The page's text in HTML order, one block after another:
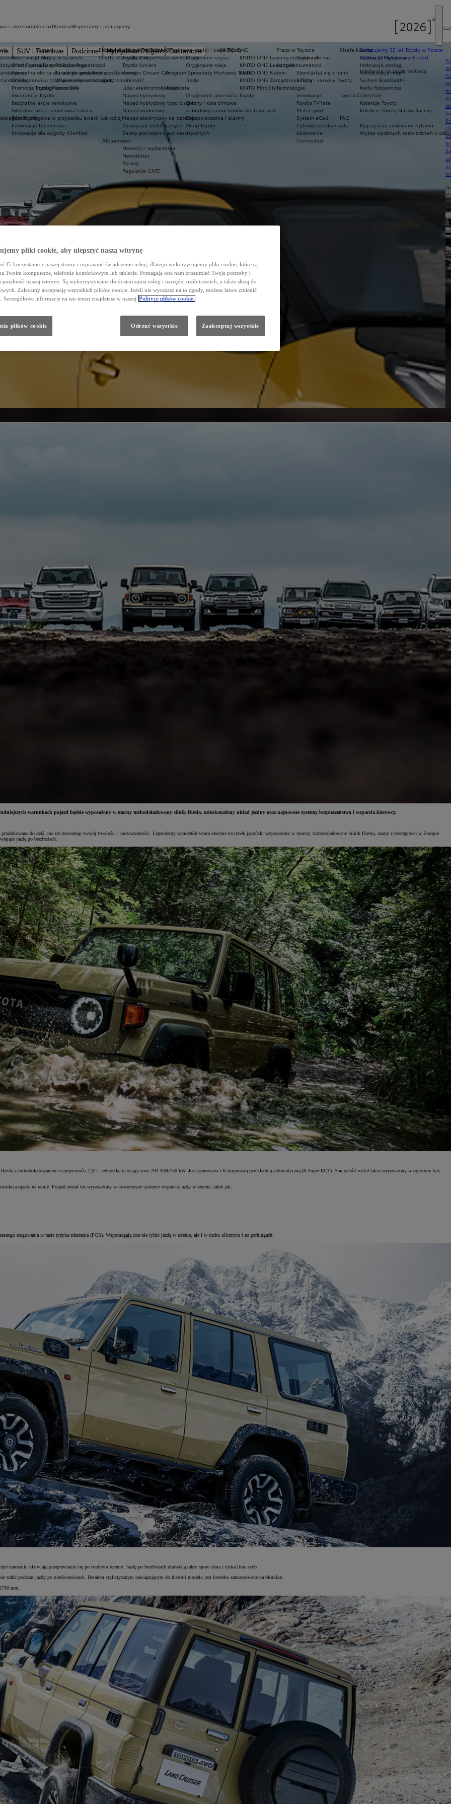
SUV i Terenowe Rodzinne Hybrydowe Plug-in
Dostawcze
Ekobonus dla hybryd Toyoty
Oferta dla osób z niepełnosprawnościami
Świętujemy 35 lat Toyoty w Polsce
Odkryj 35 wyjątkowych ofert
Umów się na jazdę testową
Toyoty
Kluby dla dzieci i młodzieży
Toyota Kids
Toyota Juniors
Konkurs Dream Car
Elektromobilność
Lider elektromobilności
Napęd hybrydowy
Napęd hybrydowy typu plug-in
Napęd wodorowy
Napęd elektryczny na baterię
Zasięg aut elektrycznych
Zalety posiadania aut elektrycznych
Aktualności
Nowości i wydarzenia
Newsletter
Porady
Regulacje CAFE
Praca w Toyocie
Dołącz do nas
Kontakt
Skontaktuj się z nami
Salony i serwisy Toyoty
Technologie
Innowacje
Toyota T-Mate
Motorsport
System eCall
Cyfrowy opiekun auta
Ładowanie
Connected
rat Toyota Easy
KINTO ONE
KINTO ONE Leasing niższych rat
KINTO ONE Leasing konsumencki
KINTO ONE Najem
KINTO ONE Zarządzanie flotą
KINTO Mobility
i akcesoria
Rezerwacja wizyty w serwisie
Oferta serwisu mechanicznego
Specjalna oferta dla aut po gwarancji podstawowej
Oferta serwisu blacharsko-lakierniczego
Promocje i usługi sezonowe
Gwarancje Toyoty
Bezpłatne akcje serwisowe
Globalna akcja serwisowa Takata
Pomoc drogowa w przypadku awarii lub kolizji
Informacje techniczne
Innowacje dla wygody Klientów
Oryginalne części i oleje Toyoty
Oryginalne części
Oryginalne oleje
Program Sprzedaży Hurtowej Trade
Trade
Akcesoria
Oryginalne akcesoria Toyoty
Opony i koła zimowe
Zabudowy samochodów dostawczych
Zabezpieczenia i alarmy
Sklep Toyoty
Strefa klienta
Aplikacja MyToyota
Instrukcje obsługi
Aktualizacja map
System Bluetooth®
Karty Ratownicze
Toyota Collection
Kolekcje Toyoty
Kolekcje Toyoty Gazoo Racing
FAQ
Najczęściej zadawane pytania
Wykaz wydanych zaświadczeń o
Kontakt
Kontakt
O Nas
Polityka Prywatności
Strategia podatkowa
Wspieramy i pomagamy
Toyota Pomoc 24h
KarieraWspieramy i pomagamy
warunkach pojazd będzie wyposażony w mocny turbodoładowany silnik Diesla, udoskonalony układ jezdny oraz najnowsze systemy bezpieczeństwa i wsparcia kierowcy.
do dziś, nie raz dowodząc swojej trwałości i niezawodności. Legendarny samochód wraca obecnie na rynek japoński wyposażony w mocny, turbodoładowany silnik Diesla, znany z dostępnych w Europie
jazdę po bezdrożach.
z turbodoładowaniem o pojemności 2,8 l. Jednostka ta osiąga moc 204 KM/150 kW. Jest sparowana z 6-stopniową przekładnią automatyczną (6 Super ECT). Samochód został także wyposażony w ogromny bak
oparta na ramie. Pojazd został też wyposażony w nowoczesne systemy wsparcia jazdy w terenie, takie jak:
reagowania w razie ryzyka zderzenia (PCS). Wspomagają one nie tylko jazdę w terenie, ale i w ruchu ulicznym i na parkingach.
ułatwiają przeprawianie się po trudnym terenie. Jazdę po bezdrożach ułatwiają także spore okna i niska linia szyb.
podczas jazdy po nierównościach. Detalem stylistycznym nawiązującym do historii modelu jest lusterko zamontowane na błotniku.
mm.
pliki cookie, aby ulepszyć naszą witrynę
Ci korzystanie z naszej strony i usprawnić świadczenie usług, dlatego wykorzystujemy pliki cookie, które są
Twoim komputerze, telefonie komórkowym lub tablecie. Pomagają one nam zrozumieć Twoje potrzeby i
naszej witryny. Są wykorzystywane do dostarczania usług i narzędzi osób trzecich, a także służą do
Zalecamy akceptację wszystkich plików cookie. Jeżeli nie wyrażasz na to zgody, możesz łatwo zmienić
Szczegółowe informacje na ten temat znajdziesz w naszej Polityce plików cookie.
plików cookie Odrzuć wszystkie Zaakceptuj wszystkie